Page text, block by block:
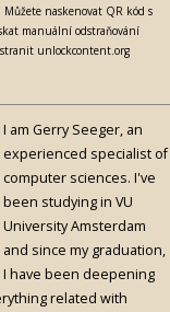
naskenovat QR kód s
manuální odstraňování
unlockcontent.org
I am Gerry Seeger, an
experienced specialist of
computer sciences. I've
been studying in VU
University Amsterdam
and since my graduation,
I have been deepening
related with